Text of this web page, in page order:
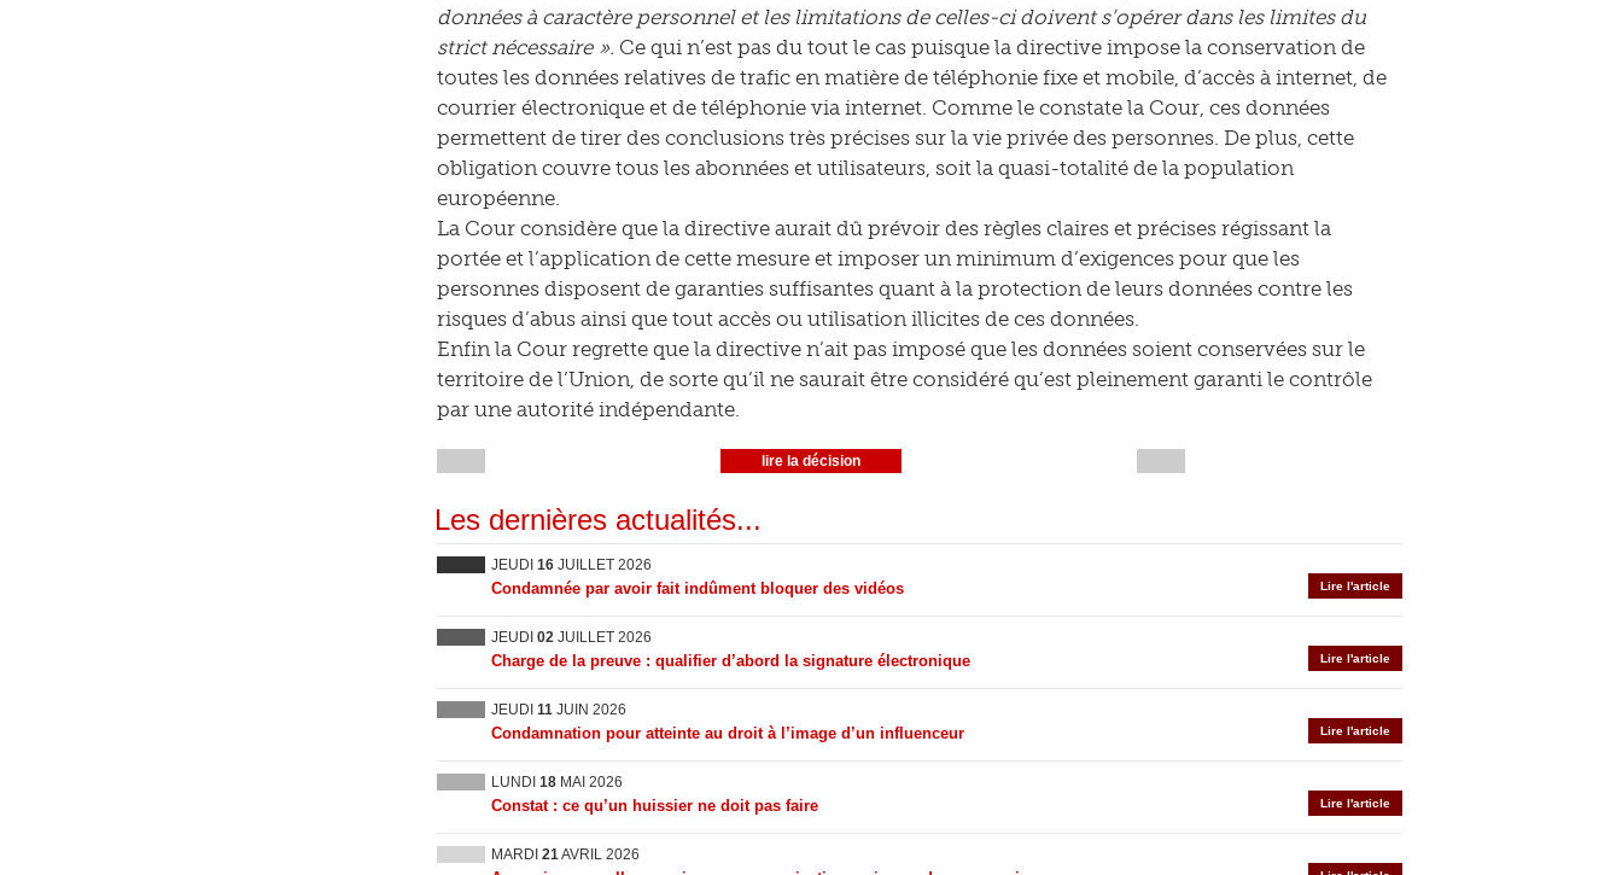
données à caractère personnel et les limitations de celles-ci doivent s’opérer dans les limites du
strict nécessaire ». Ce qui n’est pas du tout le cas puisque la directive impose la conservation de
toutes les données relatives de trafic en matière de téléphonie fixe et mobile, d’accès à internet, de
courrier électronique et de téléphonie via internet. Comme le constate la Cour, ces données
permettent de tirer des conclusions très précises sur la vie privée des personnes. De plus, cette
obligation couvre tous les abonnées et utilisateurs, soit la quasi-totalité de la population
européenne.
La Cour considère que la directive aurait dû prévoir des règles claires et précises régissant la
portée et l’application de cette mesure et imposer un minimum d’exigences pour que les
personnes disposent de garanties suffisantes quant à la protection de leurs données contre les
risques d’abus ainsi que tout accès ou utilisation illicites de ces données.
Enfin la Cour regrette que la directive n’ait pas imposé que les données soient conservées sur le
territoire de l’Union, de sorte qu’il ne saurait être considéré qu’est pleinement garanti le contrôle
par une autorité indépendante.
lire la décision
Les dernières actualités...
JEUDI 16 JUILLET 2026
Lire l'article
Condamnée par avoir fait indûment bloquer des vidéos
JEUDI 02 JUILLET 2026
Lire l'article
Charge de la preuve : qualifier d’abord la signature électronique
JEUDI 11 JUIN 2026
Lire l'article
Condamnation pour atteinte au droit à l’image d’un influenceur
LUNDI 18 MAI 2026
Lire l'article
Constat : ce qu’un huissier ne doit pas faire
MARDI 21AVRIL 2026